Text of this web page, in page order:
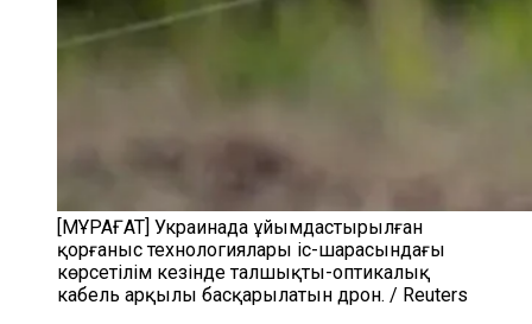
[МҰРАҒАТ] Украинада ұйымдастырылған
қорғаныс технологиялары іс-шарасындағы
көрсетілім кезінде талшықты-оптикалық
кабель арқылы басқарылатын дрон. / Reuters